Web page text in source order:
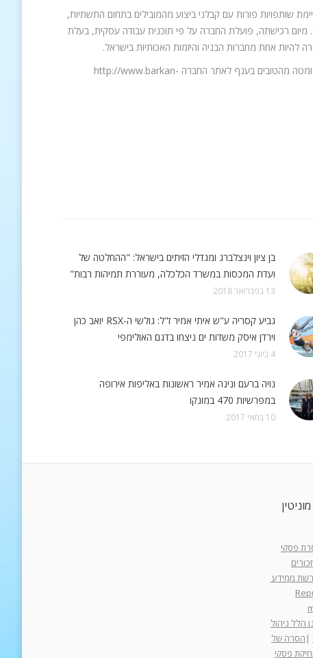
שותפויות פורות עם קבלני ביצוע מהמובילים בתחום התשתיות,
מיום רכישתה, פועלת החברה על פי תוכנית עבודה עסקית, בעלת
להיות אחת מחברות הבניה והיזמות האכותיות בישראל.
החברה מעסיקה צוות עובדים מיומן, מנוסה ומקצועי בתחומו בהם מהנדסים וצוותי ביצוע ומטה מהטובים בענף לאתר החברה http://www.barkan-
בן ציון וינצלברג ומגדלי הזיתים בישראל: "ההחלטה של
ועדת המכסות במשרד הכלכלה, מעוררת תמיהות רבות"
13 בפברואר 2018
גביע קסריה ע"ש איתי אמיר ז"ל: גולשי ה-RSX יואב כהן
וירדן איסק משדות ים ניצחו בדגם האולימפי
4 ביוני 2017
נויה ברעם ונינה אמיר ראשונות באליפות אירופה
במפרשיות 470 במונקו
10 במאי 2017
פסקי
ממידע
הלל ניהול
| הסרה של
פסקי